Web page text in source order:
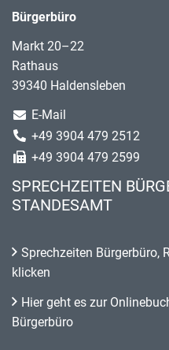
Bürgerbüro
Markt 20–22
Rathaus
39340 Haldensleben
E-Mail
+49 3904 479 2512
+49 3904 479 2599
SPRECHZEITEN
STANDESAMT
Sprechzeiten Bürgerbüro,
klicken
Hier geht es zur
Bürgerbüro